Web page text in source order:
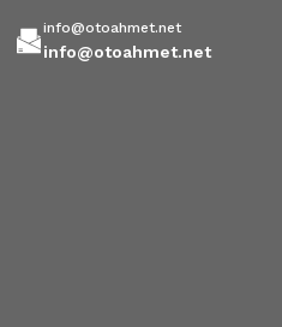
info@otoahmet.net
info@otoahmet.net